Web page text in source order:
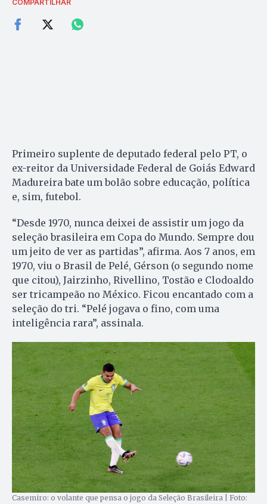
COMPARTILHAR
Primeiro suplente de deputado federal pelo PT, o
ex-reitor da Universidade Federal de Goiás Edward
Madureira bate um bolão sobre educação, política
e, sim, futebol.
“Desde 1970, nunca deixei de assistir um jogo da
seleção brasileira em Copa do Mundo. Sempre dou
um jeito de ver as partidas”, afirma. Aos 7 anos, em
1970, viu o Brasil de Pelé, Gérson (o segundo nome
que citou), Jairzinho, Rivellino, Tostão e Clodoaldo
ser tricampeão no México. Ficou encantado com a
seleção do tri. “Pelé jogava o fino, com uma
inteligência rara”, assinala.
Casemiro: o volante que pensa o jogo da Seleção Brasileira | Foto: